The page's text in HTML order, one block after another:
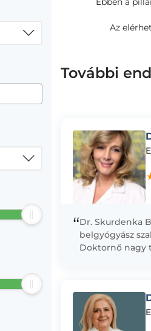
Az
További
“Dr. Skurdenka
belgyógyász
Doktornő nagy